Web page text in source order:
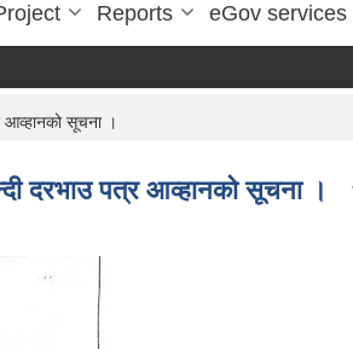
Reports eGov services
आव्हानको सूचना ।
दरभाउ पत्र आव्हानको सूचना ।